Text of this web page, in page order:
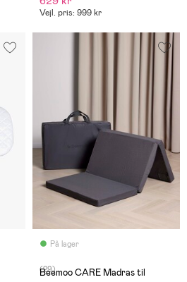
Vejl. pris: 999 kr
På lager
(29)
Beemoo CARE Madras til